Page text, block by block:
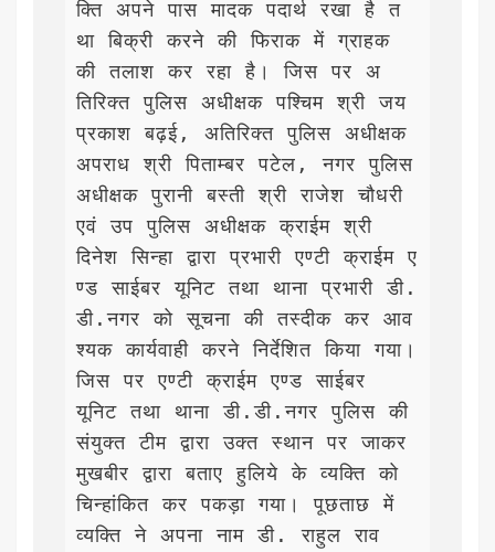
क्ति अपने पास मादक पदार्थ रखा है त
था बिक्री करने की फिराक में ग्राहक
की तलाश कर रहा है। जिस पर अ
तिरिक्त पुलिस अधीक्षक पश्चिम श्री जय
प्रकाश बढ़ई, अतिरिक्त पुलिस अधीक्षक
अपराध श्री पिताम्बर पटेल, नगर पुलिस
अधीक्षक पुरानी बस्ती श्री राजेश चौधरी
एवं उप पुलिस अधीक्षक क्राईम श्री
दिनेश सिन्हा द्वारा प्रभारी एण्टी क्राईम ए
ण्ड साईबर यूनिट तथा थाना प्रभारी डी.
डी.नगर को सूचना की तस्दीक कर आव
श्यक कार्यवाही करने निर्देशित किया गया।
जिस पर एण्टी क्राईम एण्ड साईबर
यूनिट तथा थाना डी.डी.नगर पुलिस की
संयुक्त टीम द्वारा उक्त स्थान पर जाकर
मुखबीर द्वारा बताए हुलिये के व्यक्ति को
चिन्हांकित कर पकड़ा गया। पूछताछ में
व्यक्ति ने अपना नाम डी. राहुल राव